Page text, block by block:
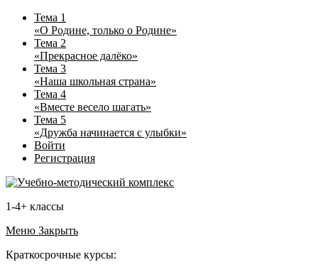
Тема 1
«О Родине, только о Родине»
Тема 2
«Прекрасное далёко»
Тема 3
«Наша школьная страна»
Тема 4
«Вместе весело шагать»
Тема 5
«Дружба начинается с улыбки»
Войти
Регистрация
1-4+ классы
Меню Закрыть
Краткосрочные курсы: